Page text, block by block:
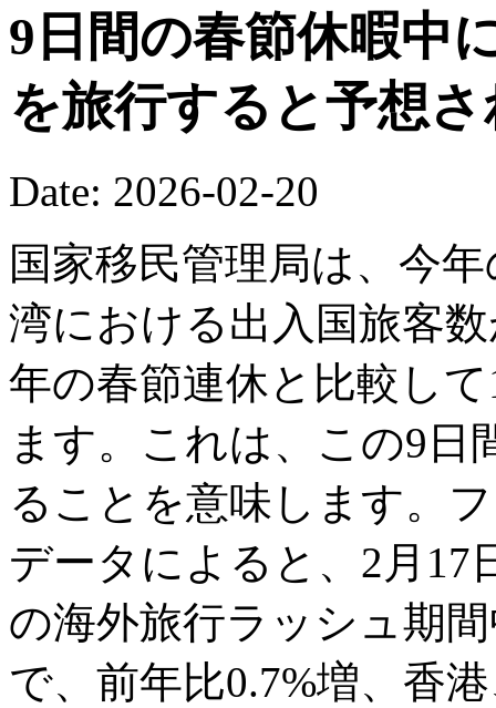
9日間の春節休暇中
を旅行すると予想
Date: 2026-02-20
国家移民管理局は、今
湾における出入国旅客
年の春節連休と比較し
ます。これは、この9日
ることを意味します。
データによると、2月17
の海外旅行ラッシュ期
で、前年比0.7%増、香